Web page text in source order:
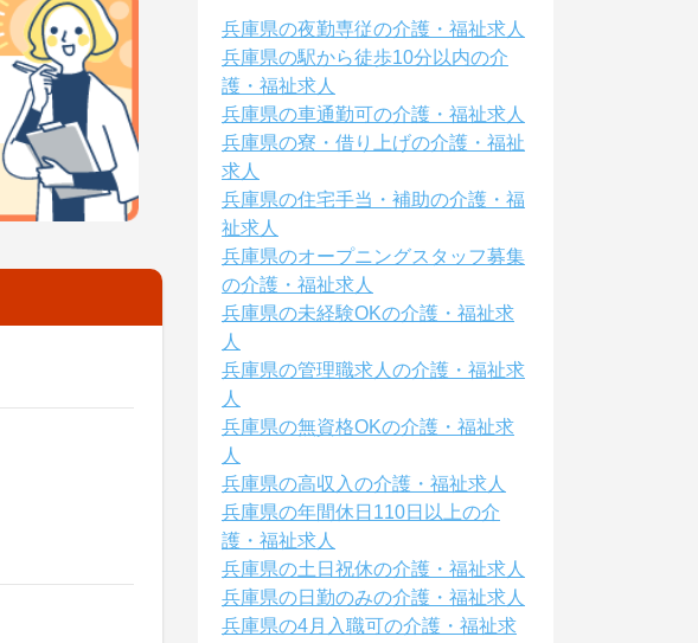
兵庫県の夜勤専従の介護・福祉求人
兵庫県の駅から徒歩10分以内の介
護・福祉求人
兵庫県の車通勤可の介護・福祉求人
兵庫県の寮・借り上げの介護・福祉
求人
兵庫県の住宅手当・補助の介護・福
祉求人
兵庫県のオープニングスタッフ募集
の介護・福祉求人
兵庫県の未経験OKの介護・福祉求
人
兵庫県の管理職求人の介護・福祉求
人
兵庫県の無資格OKの介護・福祉求
人
兵庫県の高収入の介護・福祉求人
兵庫県の年間休日110日以上の介
護・福祉求人
兵庫県の土日祝休の介護・福祉求人
兵庫県の日勤のみの介護・福祉求人
兵庫県の4月入職可の介護・福祉求